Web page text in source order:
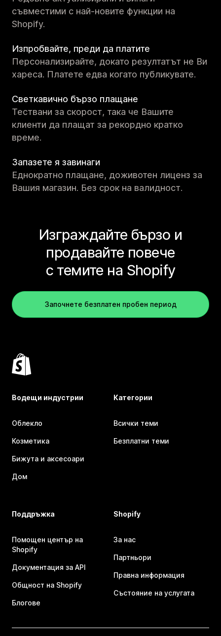
съвместими с най-новите функции на
Shopify.
Изпробвайте, преди да платите
Персонализирайте, докато резултатът не Ви
хареса. Платете едва когато публикувате.
Светкавично бързо плащане
Тествани за скорост, така че Вашите
клиенти да плащат за рекордно кратко
време.
Запазете я завинаги
Еднократно плащане, доживотен лиценз за
Вашия магазин. Без срок на валидност.
Изграждайте бързо и
продавайте повече
с темите на Shopify
Започнете безплатен пробен период
Водещи индустрии
Облекло
Козметика
Бижута и аксесоари
Дом
Категории
Всички теми
Безплатни теми
Поддръжка
Помощен център на
Shopify
Документация за API
Общност на Shopify
Блогове
Shopify
За нас
Партньори
Правна информация
Състояние на услугата